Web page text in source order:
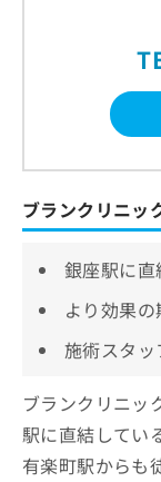
ブランクリニッ
銀座駅に
より効果
施術スタ
ブランクリニッ
駅に直結してい
有楽町駅からも